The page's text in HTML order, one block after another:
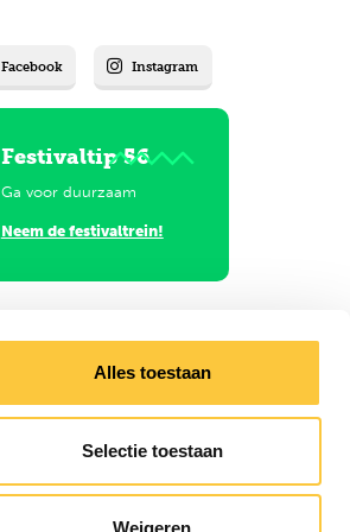
Alles toestaan
Selectie toestaan
Weigeren
Facebook Instagram
Festivaltip 56
Ga voor duurzaam
Neem de festivaltrein!